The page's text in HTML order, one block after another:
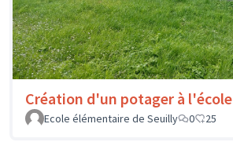
Création d'un potager à l'école
Ecole élémentaire de Seuilly
0 25